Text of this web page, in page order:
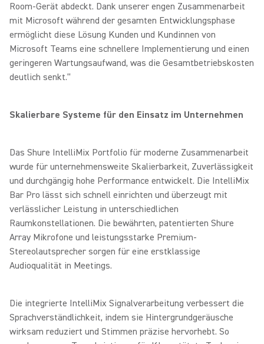
Room-Gerät abdeckt. Dank unserer engen Zusammenarbeit
mit Microsoft während der gesamten Entwicklungsphase
ermöglicht diese Lösung Kunden und Kundinnen von
Microsoft Teams eine schnellere Implementierung und einen
geringeren Wartungsaufwand, was die Gesamtbetriebskosten
deutlich senkt.“
Skalierbare Systeme für den Einsatz im Unternehmen
Das Shure IntelliMix Portfolio für moderne Zusammenarbeit
wurde für unternehmensweite Skalierbarkeit, Zuverlässigkeit
und durchgängig hohe Performance entwickelt. Die IntelliMix
Bar Pro lässt sich schnell einrichten und überzeugt mit
verlässlicher Leistung in unterschiedlichen
Raumkonstellationen. Die bewährten, patentierten Shure
Array Mikrofone und leistungsstarke Premium-
Stereolautsprecher sorgen für eine erstklassige
Audioqualität in Meetings.
Die integrierte IntelliMix Signalverarbeitung verbessert die
Sprachverständlichkeit, indem sie Hintergrundgeräusche
wirksam reduziert und Stimmen präzise hervorhebt. So